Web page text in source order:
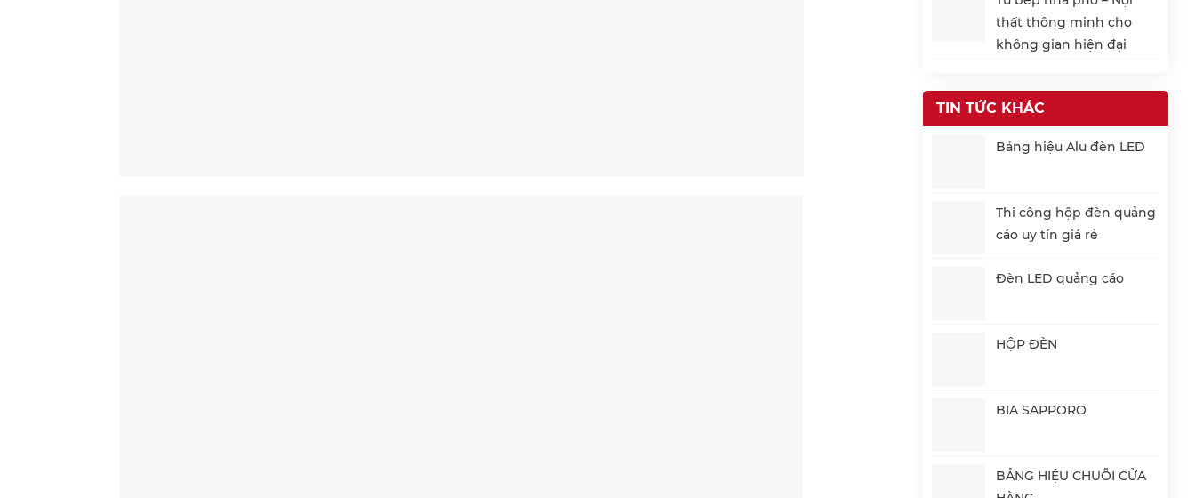
thất thông minh cho
không gian hiện đại
TIN TỨC KHÁC
Bảng hiệu Alu đèn LED
Thi công hộp đèn quảng
cáo uy tín giá rẻ
Đèn LED quảng cáo
HỘP ĐÈN
BIA SAPPORO
BẢNG HIỆU CHUỖI CỬA